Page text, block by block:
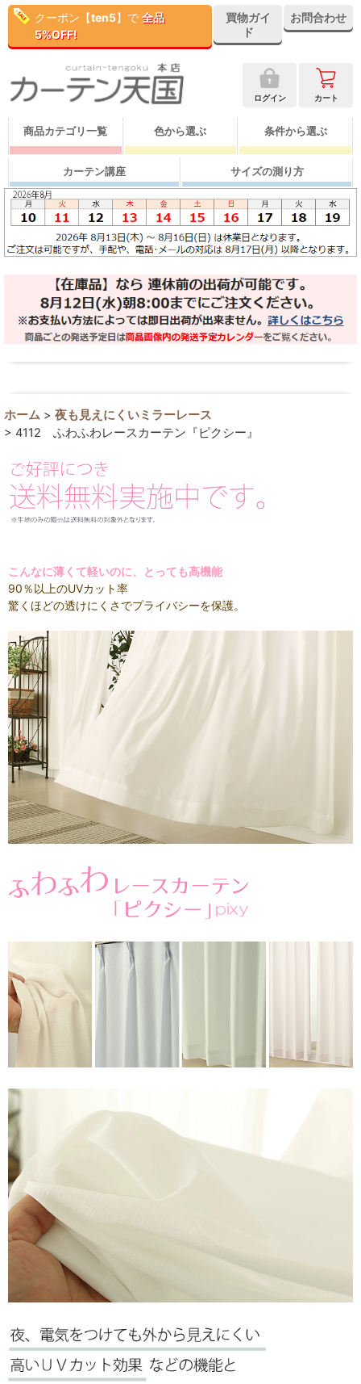
クーポン【ten5】で 全品
5%OFF!
買物ガイ
ド
お問合わせ
ログイン カート
商品カテゴリ一覧 色から選ぶ 条件から選ぶ
カーテン講座 サイズの測り方
ホーム > 夜も見えにくいミラーレース
> 4112 ふわふわレースカーテン『ピクシー』
こんなに薄くて軽いのに、とっても高機能
90％以上のUVカット率
驚くほどの透けにくさでプライバシーを保護。